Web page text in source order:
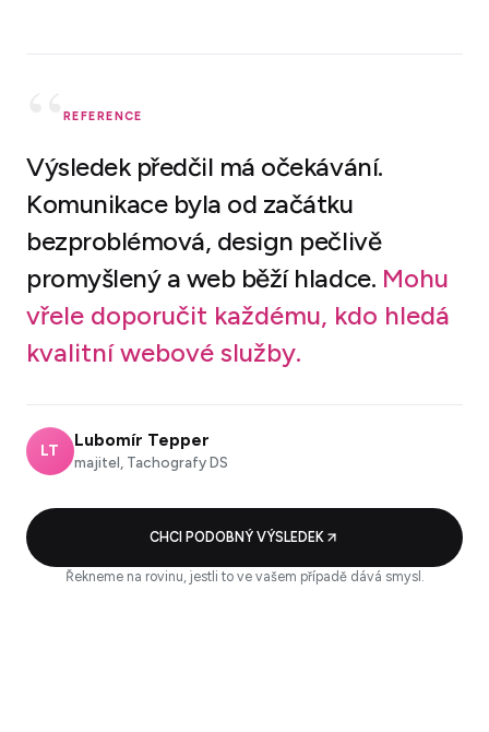
REFERENCE
Výsledek předčil má očekávání.
Komunikace byla od začátku
bezproblémová, design pečlivě
promyšlený a web běží hladce. Mohu
vřele doporučit každému, kdo hledá
kvalitní webové služby.
LT
Lubomír Tepper
majitel, Tachografy DS
CHCI PODOBNÝ VÝSLEDEK
Řekneme na rovinu, jestli to ve vašem případě dává smysl.